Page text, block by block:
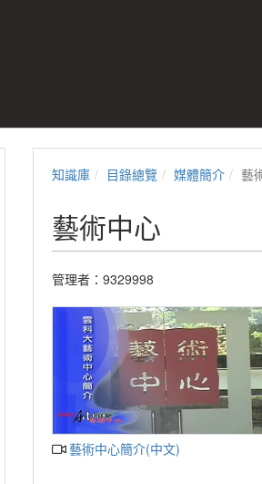
知識庫 目錄總覽 媒體簡介 藝
藝術中心
管理者：9329998
藝術中心簡介(中文)